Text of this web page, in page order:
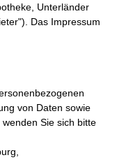
Unterländer
Das Impressum
von Daten sowie
Sie sich bitte